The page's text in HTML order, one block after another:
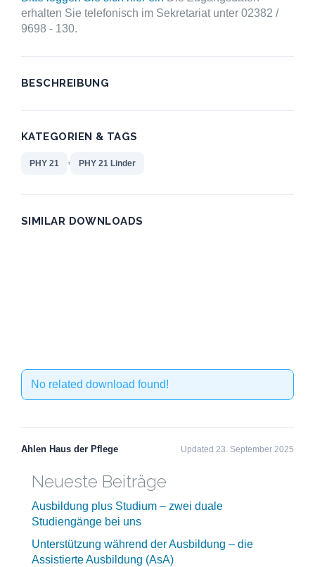
erhalten Sie telefonisch im Sekretariat unter 02382 /
9698 - 130.
BESCHREIBUNG
KATEGORIEN & TAGS
PHY 21 , PHY 21 Linder
SIMILAR DOWNLOADS
No related download found!
Ahlen Haus der Pflege Updated 23. September 2025
Neueste Beiträge
Ausbildung plus Studium – zwei duale
Studiengänge bei uns
Unterstützung während der Ausbildung – die
Assistierte Ausbildung (AsA)